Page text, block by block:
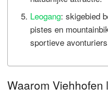
Leogang: skigebied
pistes en
sportieve
Waarom Viehhofen